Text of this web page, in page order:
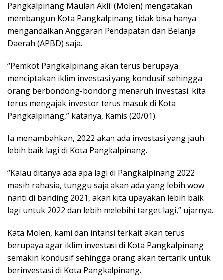
Pangkalpinang Maulan Aklil (Molen) mengatakan
membangun Kota Pangkalpinang tidak bisa hanya
mengandalkan Anggaran Pendapatan dan Belanja
Daerah (APBD) saja.
“Pemkot Pangkalpinang akan terus berupaya
menciptakan iklim investasi yang kondusif sehingga
orang berbondong-bondong menaruh investasi. kita
terus mengajak investor terus masuk di Kota
Pangkalpinang,” katanya, Kamis (20/01).
Ia menambahkan, 2022 akan ada investasi yang jauh
lebih baik lagi di Kota Pangkalpinang.
“Kalau ditanya ada apa lagi di Pangkalpinang 2022
masih rahasia, tunggu saja akan ada yang lebih wow
nanti di banding 2021, akan kita upayakan lebih baik
lagi untuk 2022 dan lebih melebihi target lagi,” ujarnya.
Kata Molen, kami dan intansi terkait akan terus
berupaya agar iklim investasi di Kota Pangkalpinang
semakin kondusif sehingga orang akan tertarik untuk
berinvestasi di Kota Pangkalpinang.